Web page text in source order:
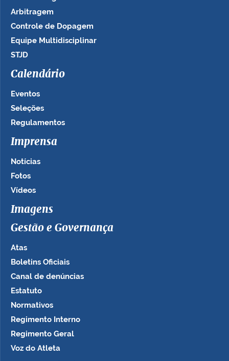
Arbitragem
Controle de Dopagem
Equipe Multidisciplinar
STJD
Calendário
Eventos
Seleções
Regulamentos
Imprensa
Notícias
Fotos
Vídeos
Imagens
Gestão e Governança
Atas
Boletins Oficiais
Canal de denúncias
Estatuto
Normativos
Regimento Interno
Regimento Geral
Voz do Atleta